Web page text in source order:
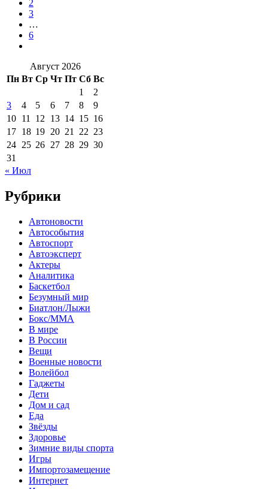
2
3
…
6
Август 2026
Пн Вт Ср Чт Пт Сб Вс
1
2
3
4 5 6 7 8
9
10 11 12 13 14 15 16
17 18 19 20 21 22 23
24 25 26 27 28 29 30
31
« Июл
Рубрики
Автоновости
Автособытия
Автоспорт
Автоэксперт
Актеры
Аналитика
Баскетбол
Безумный мир
Биатлон/Лыжи
Бокс/MMA
В мире
В России
Вещи
Военные новости
Волейбол
Гаджеты
Дети
Дом и сад
Еда
Звёзды
Здоровье
Зимние виды спорта
Игры
Импортозамещение
Интернет